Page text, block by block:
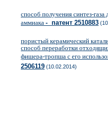
способ получения синтез-газа
аммиака - патент 2510883
пористый керамический
способ переработки
фишера-тропша с его
2506119 (10.02.2014)